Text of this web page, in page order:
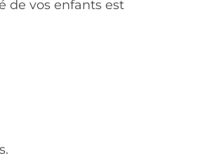
de vos enfants est